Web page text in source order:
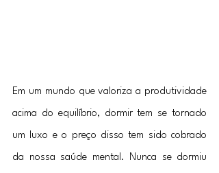
Em um mundo que valoriza a produtividade
acima do equilíbrio, dormir tem se tornado
um luxo e o preço disso tem sido cobrado
da nossa saúde mental. Nunca se dormiu